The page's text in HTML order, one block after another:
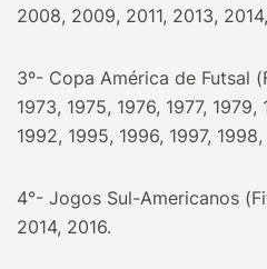
2008, 2009, 2011, 2013,
3º- Copa América de Futsal
1973, 1975, 1976, 1977,
1992, 1995, 1996, 1997,
4°- Jogos Sul-Americanos
2014, 2016.